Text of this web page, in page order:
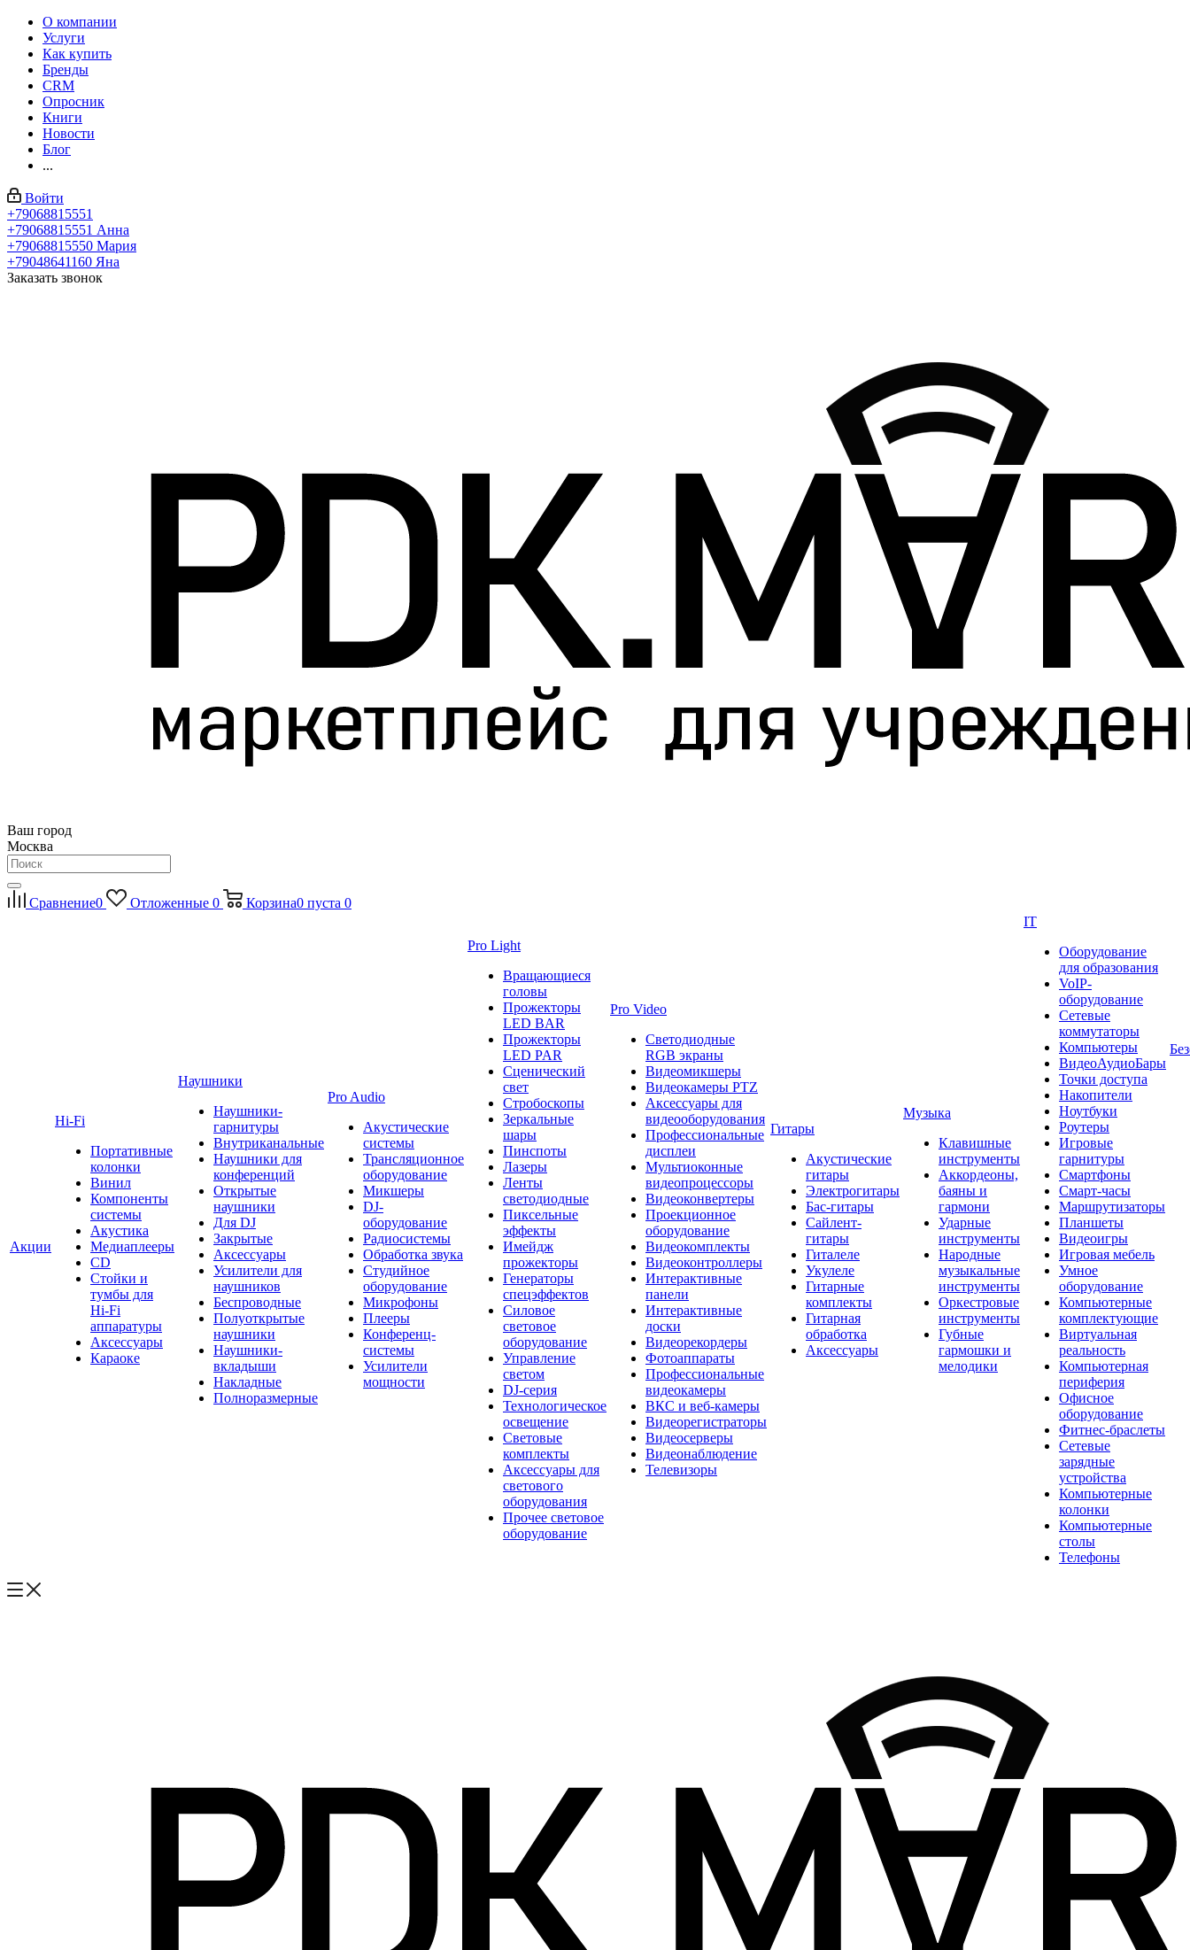
О компании
Услуги
Как купить
Бренды
CRM
Опросник
Книги
Новости
Блог
...
Войти
+79068815551
+79068815551 Анна
+79068815550 Мария
+79048641160 Яна
Заказать звонок
Ваш город
Москва
Сравнение0 Отложенные 0 Корзина0 пуста 0
Акции
Hi-Fi
Портативные
колонки
Винил
Компоненты
системы
Акустика
Медиаплееры
CD
Стойки и
тумбы для
Hi-Fi
аппаратуры
Аксессуары
Караоке
Наушники
Наушники-
гарнитуры
Внутриканальные
Наушники для
конференций
Открытые
наушники
Для DJ
Закрытые
Аксессуары
Усилители для
наушников
Беспроводные
Полуоткрытые
наушники
Наушники-
вкладыши
Накладные
Полноразмерные
Pro Audio
Акустические
системы
Трансляционное
оборудование
Микшеры
DJ-
оборудование
Радиосистемы
Обработка звука
Студийное
оборудование
Микрофоны
Плееры
Конференц-
системы
Усилители
мощности
Pro Light
Вращающиеся
головы
Прожекторы
LED BAR
Прожекторы
LED PAR
Сценический
свет
Стробоскопы
Зеркальные
шары
Пинспоты
Лазеры
Ленты
светодиодные
Пиксельные
эффекты
Имейдж
прожекторы
Генераторы
спецэффектов
Силовое
световое
оборудование
Управление
светом
DJ-серия
Технологическое
освещение
Световые
комплекты
Аксессуары для
светового
оборудования
Прочее световое
оборудование
Pro Video
Светодиодные
RGB экраны
Видеомикшеры
Видеокамеры PTZ
Аксессуары для
видеооборудования
Профессиональные
дисплеи
Мультиоконные
видеопроцессоры
Видеоконвертеры
Проекционное
оборудование
Видеокомплекты
Видеоконтроллеры
Интерактивные
панели
Интерактивные
доски
Видеорекордеры
Фотоаппараты
Профессиональные
видеокамеры
ВКС и веб-камеры
Видеорегистраторы
Видеосерверы
Видеонаблюдение
Телевизоры
Гитары
Акустические
гитары
Электрогитары
Бас-гитары
Сайлент-
гитары
Гиталеле
Укулеле
Гитарные
комплекты
Гитарная
обработка
Аксессуары
Музыка
Клавишные
инструменты
Аккордеоны,
баяны и
гармони
Ударные
инструменты
Народные
музыкальные
инструменты
Оркестровые
инструменты
Губные
гармошки и
мелодики
IT
Оборудование
для образования
VoIP-
оборудование
Сетевые
коммутаторы
Компьютеры
ВидеоАудиоБары
Точки доступа
Накопители
Ноутбуки
Роутеры
Игровые
гарнитуры
Смартфоны
Смарт-часы
Маршрутизаторы
Планшеты
Видеоигры
Игровая мебель
Умное
оборудование
Компьютерные
комплектующие
Виртуальная
реальность
Компьютерная
периферия
Офисное
оборудование
Фитнес-браслеты
Сетевые
зарядные
устройства
Компьютерные
колонки
Компьютерные
столы
Телефоны